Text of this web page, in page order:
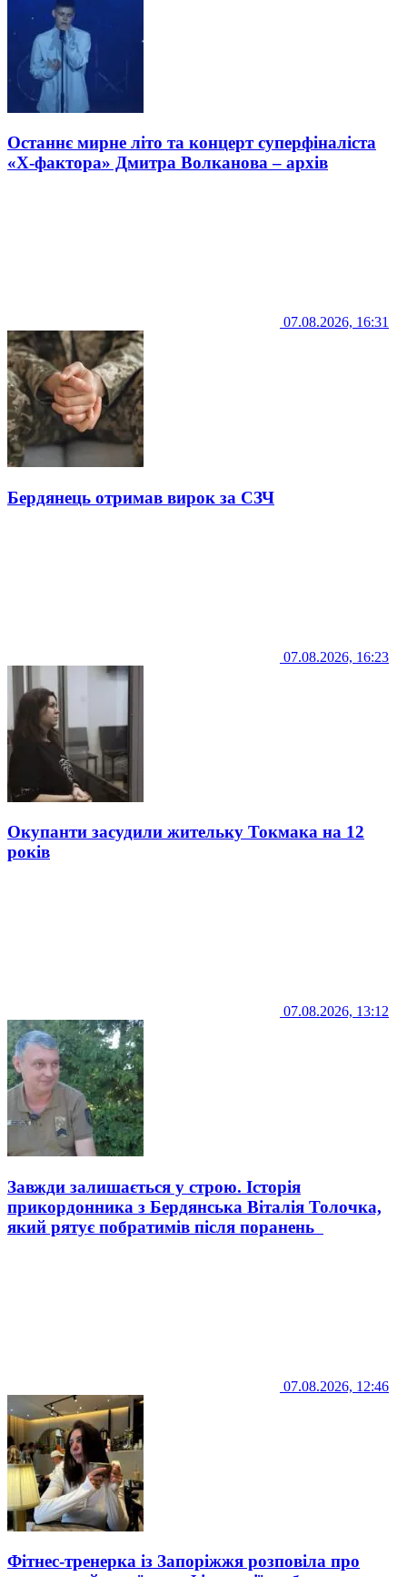
Останнє мирне літо та концерт суперфіналіста
«Х-фактора» Дмитра Волканова – архів
07.08.2026, 16:31
Бердянець отримав вирок за СЗЧ
07.08.2026, 16:23
Окупанти засудили жительку Токмака на 12
років
07.08.2026, 13:12
Завжди залишається у строю. Історія
прикордонника з Бердянська Віталія Толочка,
який рятує побратимів після поранень
07.08.2026, 12:46
Фітнес-тренерка із Запоріжжя розповіла про